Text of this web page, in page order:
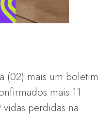
(02) mais um boletim
mais 11
perdidas na